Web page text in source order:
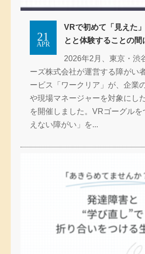
APR
21
VRで初めて「見えた
とと体験することの間
2026年2月、東京・渋
ーズ株式会社が運営する障がい
ービス「ワークリア」が、企業
や現場マネージャーを対象にし
を開催しました。VRゴーグルを
えない障がい」を...